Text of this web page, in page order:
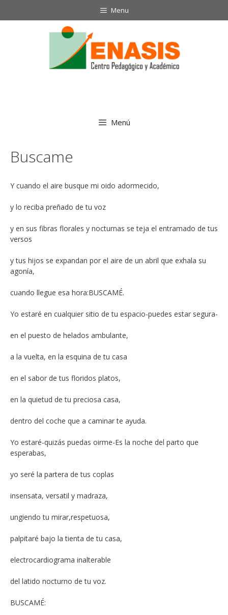
Menu
Menú
Buscame
Y cuando el aire busque mi oido adormecido,
y lo reciba preñado de tu voz
y en sus fibras florales y nocturnas se teja el entramado de tus
versos
y tus hijos se expandan por el aire de un abril que exhala su
agonía,
cuando llegue esa hora:BUSCAMÉ.
Yo estaré en cualquier sitio de tu espacio-puedes estar segura-
en el puesto de helados ambulante,
a la vuelta, en la esquina de tu casa
en el sabor de tus floridos platos,
en la quietud de tu preciosa casa,
dentro del coche que a caminar te ayuda.
Yo estaré-quizás puedas oirme-Es la noche del parto que
esperabas,
yo seré la partera de tus coplas
insensata, versatil y madraza,
ungiendo tu mirar,respetuosa,
palpitaré bajo la tienta de tu casa,
electrocardiograma inalterable
del latido nocturno de tu voz.
BUSCAMÉ: